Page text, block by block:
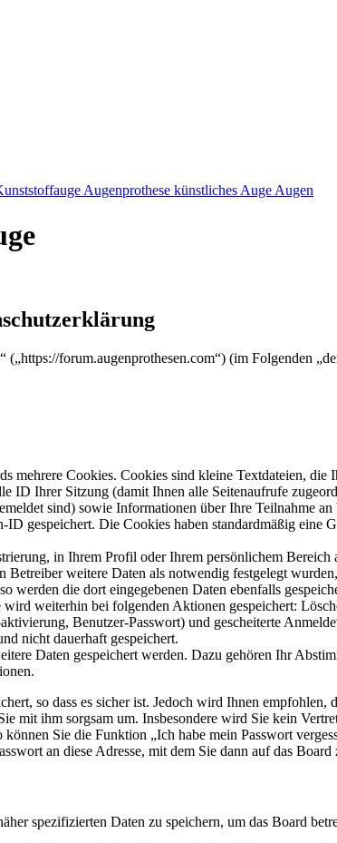
Augenprothese künstliches Auge Augen
forum.augenprothesen.com“) (im Folgenden
mehrere Cookies. Cookies sind kleine Textdateien,
ID Ihrer Sitzung (damit Ihnen alle Seitenaufrufe
sind) sowie Informationen über Ihre Teilnahme
gespeichert. Die Cookies haben standardmäßig
in Ihrem Profil oder Ihrem persönlichem
weitere Daten als notwendig festgelegt
werden die dort eingegebenen Daten ebenfalls
weiterhin bei folgenden Aktionen gespeichert:
Benutzer-Passwort) und gescheiterte
nicht dauerhaft gespeichert.
Daten gespeichert werden. Dazu gehören Ihr
so dass es sicher ist. Jedoch wird Ihnen
mit ihm sorgsam um. Insbesondere wird Sie kein
Sie die Funktion „Ich habe mein Passwort
an diese Adresse, mit dem Sie dann auf das
spezifizierten Daten zu speichern, um das Board